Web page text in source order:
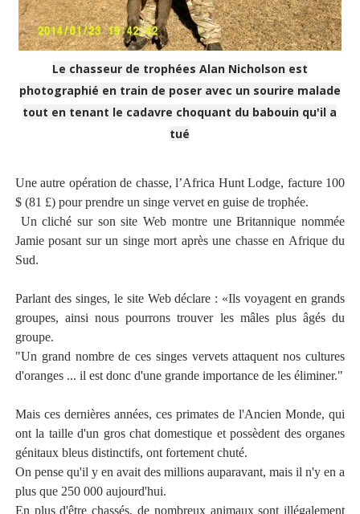
Le chasseur de trophées Alan Nicholson est
photographié en train de poser avec un sourire malade
tout en tenant le cadavre choquant du babouin qu'il a
tué
Une autre opération de chasse, l’Africa Hunt Lodge, facture 100
$ (81 £) pour prendre un singe vervet en guise de trophée.
Un cliché sur son site Web montre une Britannique nommée
Jamie posant sur un singe mort après une chasse en Afrique du
Sud.
Parlant des singes, le site Web déclare : «Ils voyagent en grands
groupes, ainsi nous pourrons trouver les mâles plus âgés du
groupe.
"Un grand nombre de ces singes vervets attaquent nos cultures
d'oranges ... il est donc d'une grande importance de les éliminer."
Mais ces dernières années, ces primates de l'Ancien Monde, qui
ont la taille d'un gros chat domestique et possèdent des organes
génitaux bleus distinctifs, ont fortement chuté.
On pense qu'il y en avait des millions auparavant, mais il n'y en a
plus que 250 000 aujourd'hui.
En plus d'être chassés, de nombreux animaux sont illégalement